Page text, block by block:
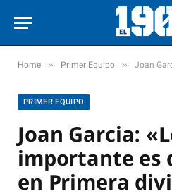
Home » Primer Equipo » Joan Garcia:
PRIMER EQUIPO
Joan Garcia:
importante es
en Primera